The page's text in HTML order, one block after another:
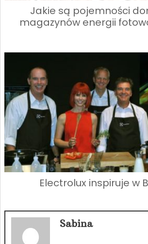
Jakie są pojemności
magazynów energii
Electrolux inspiruje w
Sabina